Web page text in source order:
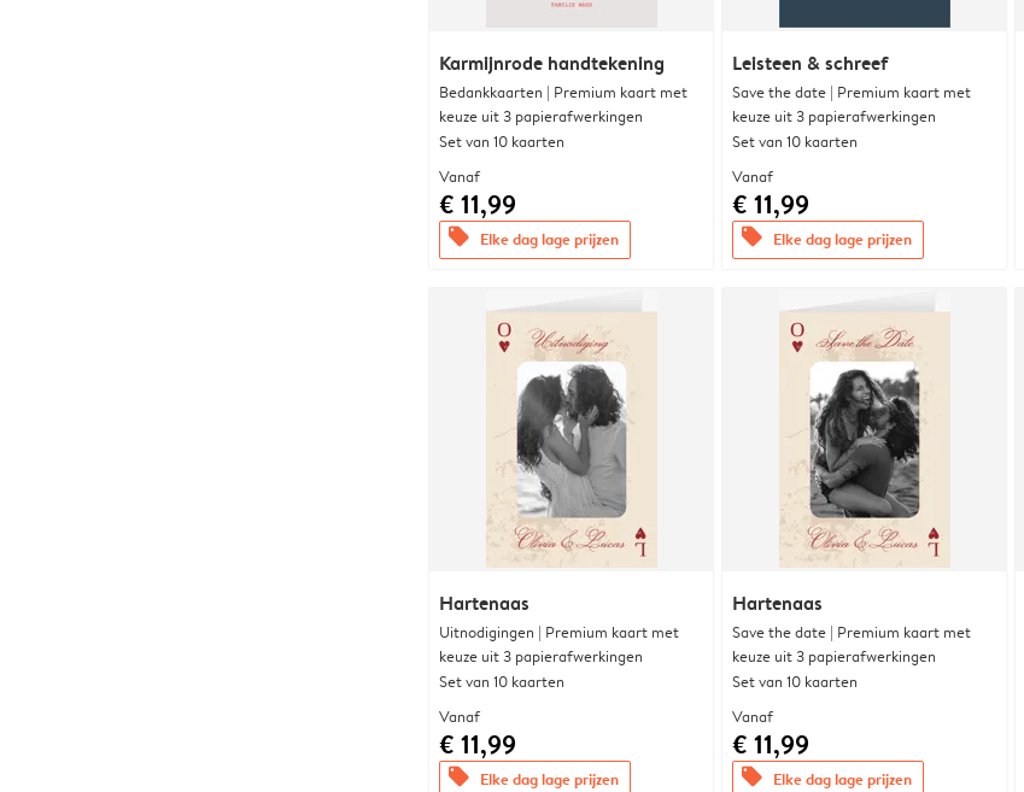
Karmijnrode handtekening
Bedankkaarten | Premium kaart met
keuze uit 3 papierafwerkingen
Set van 10 kaarten
Vanaf
€ 11,99
offers Elke dag lage prijzen
Leisteen & schreef
Save the date | Premium kaart met
keuze uit 3 papierafwerkingen
Set van 10 kaarten
Vanaf
€ 11,99
offers Elke dag lage prijzen
Hartenaas
Uitnodigingen | Premium kaart met
keuze uit 3 papierafwerkingen
Set van 10 kaarten
Vanaf
€ 11,99
offers Elke dag lage prijzen
Hartenaas
Save the date | Premium kaart met
keuze uit 3 papierafwerkingen
Set van 10 kaarten
Vanaf
€ 11,99
offers Elke dag lage prijzen